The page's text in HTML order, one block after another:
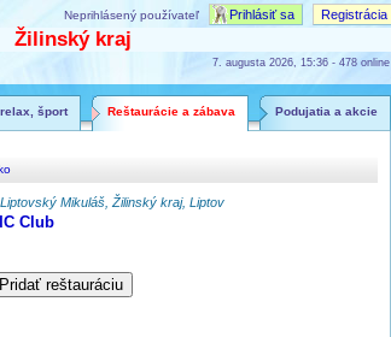
Neprihlásený používateľ Prihlásiť sa Registrácia
Žilinský kraj
7. augusta 2026, 15:36 - 478 online
Podujatia a akcie
Reštaurácie a zábava
šport
Mikuláš, Žilinský kraj, Liptov
Club